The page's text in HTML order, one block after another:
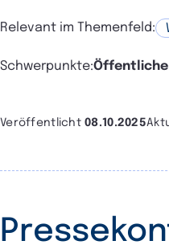
Relevant im Themenfeld:
Schwerpunkte:Öffentliche
Veröffentlicht08.10.2025